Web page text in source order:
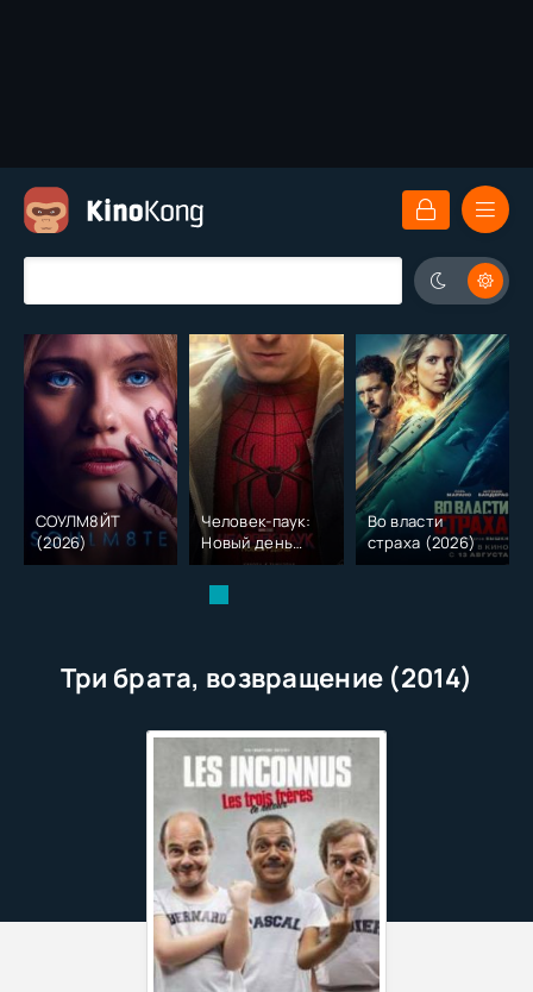
СОУЛМ8ЙТ
(2026)
Человек-паук:
Новый день
(2026)
Во власти
страха (2026)
Три брата, возвращение (2014)